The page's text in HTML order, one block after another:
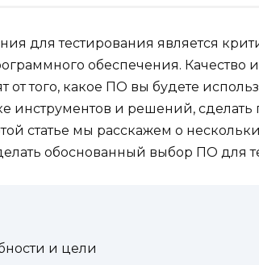
для тестирования является
обеспечения. Качество
от того, какое ПО вы будете
инструментов и решений,
статье мы расскажем о
обоснованный выбор ПО для
и цели